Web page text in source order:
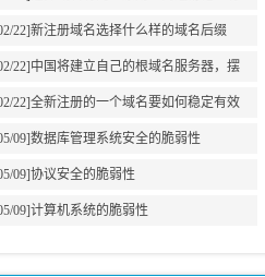
义22]新注册域名选择什么样的域名后缀
22] 中国将建立自己的根域名服务器，摆
美国牵制
22]全新注册的一个域名要如何稳定有效
增加网站权重?
09]数据库管理系统安全的脆弱性
09]协议安全的脆弱性
09]计算机系统的脆弱性